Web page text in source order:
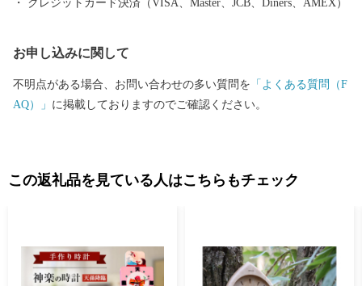
クレジットカード決済（VISA、Master、JCB、Diners、AMEX）
お申し込みに関して
不明点がある場合、お問い合わせの多い質問を 「よくある質問（F
AQ）」 に掲載しておりますのでご確認ください。
この返礼品を見ている人はこちらもチェック